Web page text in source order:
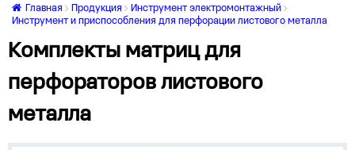
Главная Продукция
Инструмент электромонтажный
Инструмент и приспособления для перфорации листового металла
Комплекты матриц для
перфораторов листового
металла